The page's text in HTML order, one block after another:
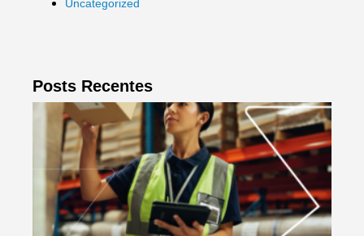
Uncategorized
Posts Recentes